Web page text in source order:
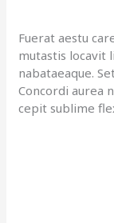
Fuerat aestu
mutastis locavit
nabataeaque.
Concordi aurea
cepit sublime